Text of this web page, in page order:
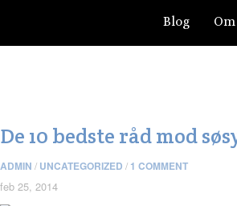
Blog
De 10 bedste råd mod
ADMIN / UNCATEGORIZED / 1 COMMENT
feb 25, 2014